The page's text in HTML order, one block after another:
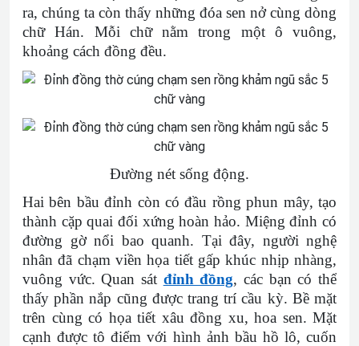
ra, chúng ta còn thấy những đóa sen nở cùng dòng
chữ Hán. Mỗi chữ nằm trong một ô vuông,
khoảng cách đồng đều.
Đường nét sống động.
Hai bên bầu đỉnh còn có đầu rồng phun mây, tạo
thành cặp quai đối xứng hoàn hảo. Miệng đỉnh có
đường gờ nổi bao quanh. Tại đây, người nghệ
nhân đã chạm viền họa tiết gấp khúc nhịp nhàng,
vuông vức. Quan sát đỉnh đồng, các bạn có thể
thấy phần nắp cũng được trang trí cầu kỳ. Bề mặt
trên cùng có họa tiết xâu đồng xu, hoa sen. Mặt
cạnh được tô điểm với hình ảnh bầu hồ lô, cuốn